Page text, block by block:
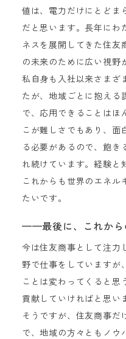
値は、電力だけにとどま
だと思います。長年にわ
ネスを展開してきた住友
の未来のために広い視野
私自身も入社以来さまざ
たが、地域ごとに抱える
で、応用できることはほ
こが難しさでもあり、面
る必要があるので、飽き
れ続けています。経験と
これからも世界のエネル
たいです。
——最後に、これから
今は住友商事として注力
野で仕事をしていますが
ことは変わってくると
貢献していければと思い
そうですが、住友商事だ
で、地域の方々ともノウ